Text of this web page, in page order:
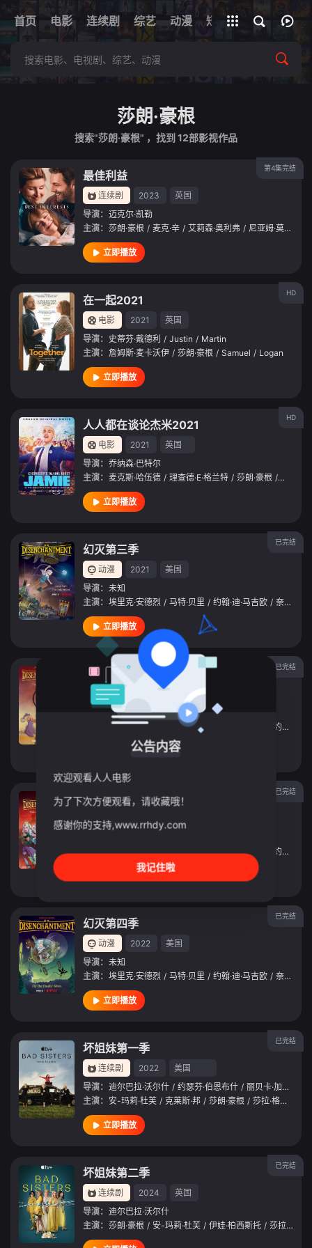
首页 电影 连续剧 综艺 动漫 短剧 网址
全部影片
莎朗·豪根
搜索"莎朗·豪根" ，找到 12部影视作品
第4集完结
最佳利益
连续剧 2023
英国
导演： 迈克尔·凯勒
主演： 莎朗·豪根 / 麦克·辛 / 艾莉森·奥利弗 / 尼亚姆·莫里亚蒂
立即播放
HD
在一起2021
电影 2021
英国
导演： 史蒂芬·戴德利 / Justin / Martin
主演： 詹姆斯·麦卡沃伊 / 莎朗·豪根 / Samuel / Logan
立即播放
HD
人人都在谈论杰米2021
电影 2021
英国
导演： 乔纳森·巴特尔
主演： 麦克斯·哈伍德 / 理查德·E·格兰特 / 莎朗·豪根 / 莎拉·兰
立即播放
已完结
幻灭第三季
动漫 2021
美国
导演： 未知
主演： 埃里克·安德烈 / 马特·贝里 / 约翰·迪·马吉欧 / 奈特·法松
立即播放
已完结
幻灭第二季
动漫
Albert / Calleros
艾比·雅各布森 埃里克·安德烈 约翰·迪·马吉欧
立即播放
已完结
幻灭第五季
动漫 2023
主演：艾比·雅各布森 / 奈特·法松 / 埃里克·安德烈 约翰·迪·马吉欧
已完结
幻灭第四季
动漫 2022
美国
导演： 未知
主演： 埃里克·安德烈 / 马特·贝里 / 约翰·迪·马吉欧 / 奈特·法松
立即播放
已完结
坏姐妹第一季
连续剧 2022
美国
导演： 迪尔巴拉·沃尔什 / 约瑟芬·伯恩布什 / 丽贝卡·加特沃德
主演： 安-玛莉·杜芙 / 克莱斯·邦 / 莎朗·豪根 / 莎拉·格林
立即播放
已完结
坏姐妹第二季
连续剧 2024
英国
导演： 迪尔巴拉·沃尔什
主演： 莎朗·豪根 / 安-玛莉·杜芙 / 伊娃·柏西斯托 / 莎拉·格林
公告内容
欢迎观看人人电影
为了下次方便观看，请收藏哦！
感谢你的支持,www.rrhdy.com
我记住啦